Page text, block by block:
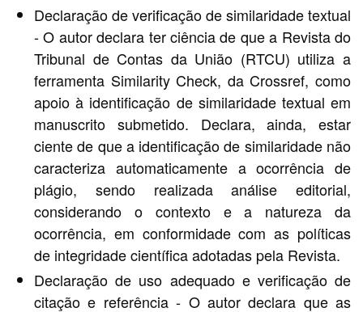
Declaração de verificação de similaridade textual
- O autor declara ter ciência de que a Revista do
Tribunal de Contas da União (RTCU) utiliza a
ferramenta Similarity Check, da Crossref, como
apoio à identificação de similaridade textual em
manuscrito submetido. Declara, ainda, estar
ciente de que a identificação de similaridade não
caracteriza automaticamente a ocorrência de
plágio, sendo realizada análise editorial,
considerando o contexto e a natureza da
ocorrência, em conformidade com as políticas
de integridade científica adotadas pela Revista.
Declaração de uso adequado e verificação de
citação e referência - O autor declara que as